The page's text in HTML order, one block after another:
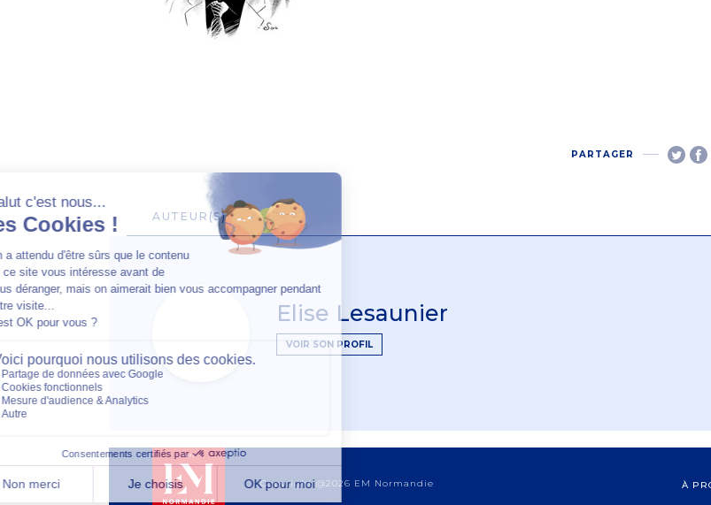
PARTAGER
AUTEUR(S)
Elise Lesaunier
VOIR SON PROFIL
Copyright @2026 EM Normandie À